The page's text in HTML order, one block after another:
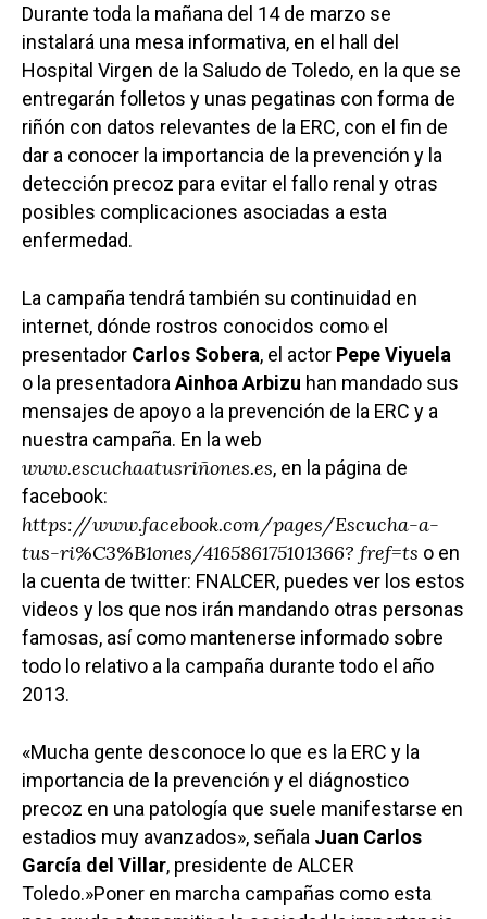
Durante toda la mañana del 14 de marzo se
instalará una mesa informativa, en el hall del
Hospital Virgen de la Saludo de Toledo, en la que se
entregarán folletos y unas pegatinas con forma de
riñón con datos relevantes de la ERC, con el fin de
dar a conocer la importancia de la prevención y la
detección precoz para evitar el fallo renal y otras
posibles complicaciones asociadas a esta
enfermedad.
La campaña tendrá también su continuidad en
internet, dónde rostros conocidos como el
presentador Carlos Sobera, el actor Pepe Viyuela
o la presentadora Ainhoa Arbizu han mandado sus
mensajes de apoyo a la prevención de la ERC y a
nuestra campaña. En la web
www.escuchaatusriñones.es, en la página de
facebook:
https://www.facebook.com/pages/Escucha-a-
tus-ri%C3%B1ones/416586175101366? fref=ts o en
la cuenta de twitter: FNALCER, puedes ver los estos
videos y los que nos irán mandando otras personas
famosas, así como mantenerse informado sobre
todo lo relativo a la campaña durante todo el año
2013.
«Mucha gente desconoce lo que es la ERC y la
importancia de la prevención y el diágnostico
precoz en una patología que suele manifestarse en
estadios muy avanzados», señala Juan Carlos
García del Villar, presidente de ALCER
Toledo.»Poner en marcha campañas como esta